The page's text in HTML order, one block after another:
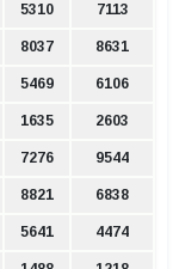
5310 7113
8037 8631
5469 6106
1635 2603
7276 9544
8821 6838
5641 4474